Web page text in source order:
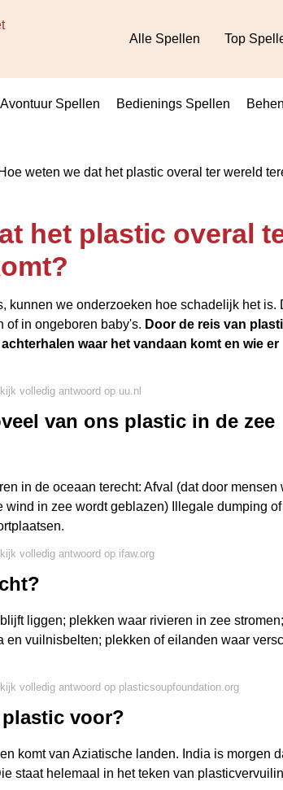
Alle Spellen Top
Avontuur Spellen Bedienings Spellen
Hoe weten we dat het plastic overal ter wereld
het plastic overal
kunnen we onderzoeken hoe schadelijk het is.
of in ongeboren baby's. Door de reis van
waar het vandaan komt en wie er
volledig antwoord op uu.nl
van ons plastic in de zee
in de oceaan terecht: Afval (dat door mensen
wind in zee wordt geblazen) Illegale dumping
volledig antwoord op ifaw.org
liggen; plekken waar rivieren in zee
en vuilnisbelten; plekken of eilanden waar
volledig antwoord op plasticsoupfoundation.org
plastic voor?
komt van Aziatische landen. India is morgen
staat helemaal in het teken van